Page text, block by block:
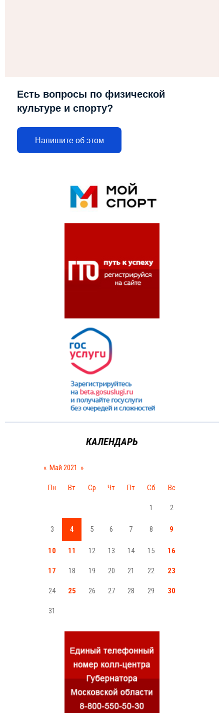
Есть вопросы по физической
культуре и спорту?
Напишите об этом
КАЛЕНДАРЬ
« Май 2021 »
Пн Вт Ср Чт Пт Сб Вс
1 2
3 4 5 6 7 8 9
10 11 12 13 14 15 16
17 18 19 20 21 22 23
24 25 26 27 28 29 30
31